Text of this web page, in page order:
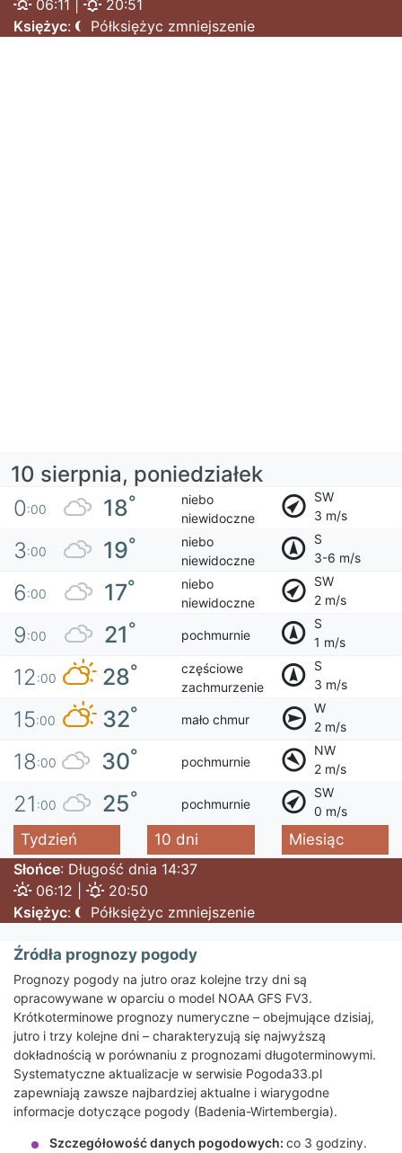
06:11 |
20:51
Księżyc: Półksiężyc zmniejszenie
10 sierpnia, poniedziałek
0:00 18°
niebo
niewidoczne
SW
3 m/s
3:00 19°
niebo
niewidoczne
S
3-6 m/s
6:00 17°
niebo
niewidoczne
SW
2 m/s
9:00 21° pochmurnie
S
1 m/s
12:00 28°
częściowe
zachmurzenie
S
3 m/s
15:00 32° mało chmur
W
2 m/s
18:00 30° pochmurnie
NW
2 m/s
21 :00 25° pochmurnie
SW
0 m/s
Tydzień 10 dni
Miesiąc
Słońce: Długość dnia 14:37
06:12 |
20:50
Księżyc: Półksiężyc zmniejszenie
Źródła prognozy pogody
Prognozy pogody na jutro oraz kolejne trzy dni są
opracowywane w oparciu o model NOAA GFS FV3.
Krótkoterminowe prognozy numeryczne – obejmujące dzisiaj,
jutro i trzy kolejne dni – charakteryzują się najwyższą
dokładnością w porównaniu z prognozami długoterminowymi.
Systematyczne aktualizacje w serwisie Pogoda33.pl
zapewniają zawsze najbardziej aktualne i wiarygodne
informacje dotyczące pogody (Badenia-Wirtembergia).
Szczegółowość danych pogodowych: co 3 godziny.